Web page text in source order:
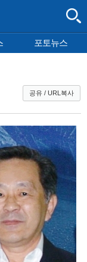
포토뉴스
공유 / URL복사